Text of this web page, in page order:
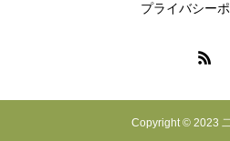
プライバシー
Copyright © 2023